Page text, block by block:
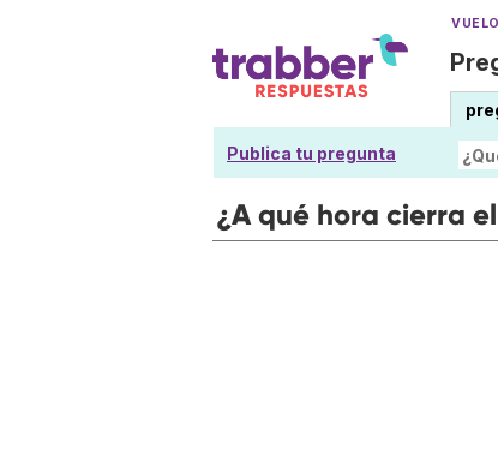
Publica tu pregunta
¿A qué hora cierra